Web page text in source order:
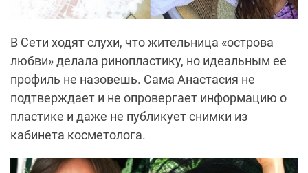
В Сети ходят слухи, что жительница «острова
любви» делала ринопластику, но идеальным ее
профиль не назовешь. Сама Анастасия не
подтверждает и не опровергает информацию о
пластике и даже не публикует снимки из
кабинета косметолога.